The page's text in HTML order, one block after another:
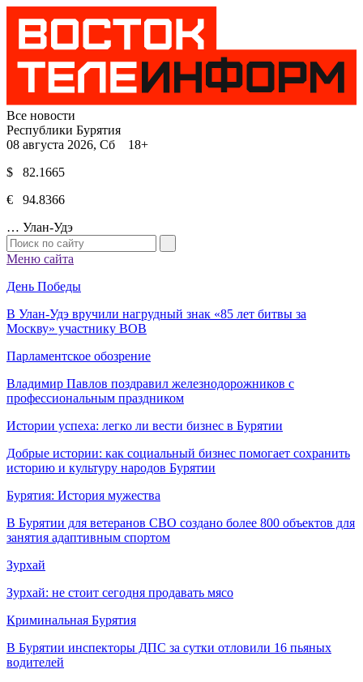
Все новости
Республики Бурятия
08 августа 2026, Сб 18+
$ 82.1665
€ 94.8366
… Улан-Удэ
Меню сайта
День Победы
В Улан-Удэ вручили нагрудный знак «85 лет битвы за
Москву» участнику ВОВ
Парламентское обозрение
Владимир Павлов поздравил железнодорожников с
профессиональным праздником
Истории успеха: легко ли вести бизнес в Бурятии
Добрые истории: как социальный бизнес помогает сохранить
историю и культуру народов Бурятии
Бурятия: История мужества
В Бурятии для ветеранов СВО создано более 800 объектов для
занятия адаптивным спортом
Зурхай
Зурхай: не стоит сегодня продавать мясо
Криминальная Бурятия
В Бурятии инспекторы ДПС за сутки отловили 16 пьяных
водителей